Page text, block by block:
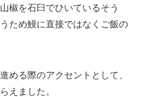
椒を石臼でひいているそう
ため鰻に直接ではなくご飯の
める際のアクセントとして、
えました。